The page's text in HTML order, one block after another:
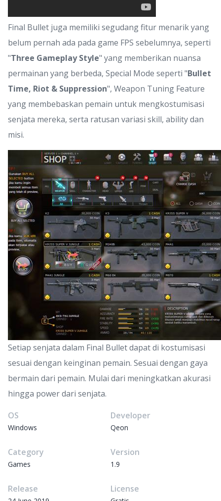
Final Bullet juga memiliki segudang fitur menarik yang
belum pernah ada pada game FPS sebelumnya, seperti
"Three Gameplay Style" yang memberikan nuansa
permainan yang berbeda, Special Mode seperti "Bullet
Time, Riot & Suppression", Weapon Tuning Feature
yang membebaskan pemain untuk mengkostumisasi
senjata mereka, serta ratusan variasi skill, ability dan
misi.
Setiap senjata dalam Final Bullet dapat di kostumisasi
sesuai dengan keinginan pemain. Sesuai dengan gaya
bermain dari pemain. Mulai dari meningkatkan akurasi
hingga power dari senjata.
OS
Windows
Developer
Qeon
Category
Games
Version
1.9
Release License